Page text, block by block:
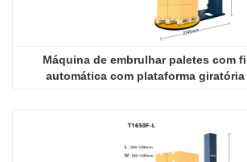
Máquina de embrulhar paletes com
automática com plataforma